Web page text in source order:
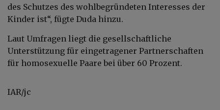
des Schutzes des wohlbegründeten Interesses der
Kinder ist“, fügte Duda hinzu.
Laut Umfragen liegt die gesellschaftliche
Unterstützung für eingetragener Partnerschaften
für homosexuelle Paare bei über 60 Prozent.
IAR/jc